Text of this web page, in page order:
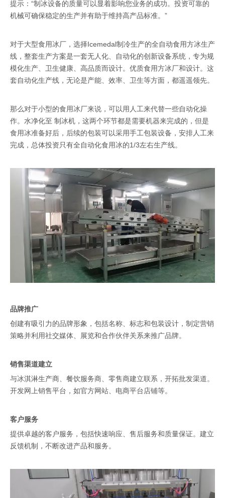
提示：“制冰设备的质量可以显着影响您业务的成功。投资可靠的
机械可确保稳定的生产并有助于维持高产品标准。”
对于大型食用冰厂，选择Icemedal制冷生产的全自动食用方冰生产
线，整套生产方案是一套无人化、自动化的创新设备系统，专为规
模化生产、卫生健康、高品质而设计。优质食用方冰厂和设计。这
套自动化生产线，无论是产能、效率、卫生等方面，都遥遥领先。
那么对于小型的食用冰厂来说，可以用人工来代替一些自动化操
作。水净化至 制冰机 ，这两个环节都是需要机器来完成的，但是
食用冰准备好后，后续的包装可以采用手工包装设备，安排人工来
完成，总体投资只有全自动化食用冰的1/3左右生产线。
品牌推广
创建有吸引力的品牌形象，包括名称、标志和包装设计，制定营销
策略并利用社交媒体、展览和合作伙伴关系来推广品牌。
销售渠道建立
与冰淇淋生产商、餐饮服务商、零售商建立联系，开拓批发渠道。
开发网上销售平台，如官方网站、电商平台店铺等。
客户服务
提供卓越的客户服务，包括快速响应、售后服务和质量保证。建立
反馈机制，不断改进产品和服务。